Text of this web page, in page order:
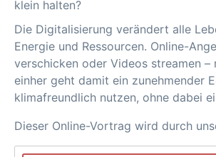
klein halten?
Die Digitalisierung verändert alle
Energie und Ressourcen. Online-
verschicken oder Videos streamen
einher geht damit ein zunehmender
klimafreundlich nutzen, ohne dabei
Dieser Online-Vortrag wird durch